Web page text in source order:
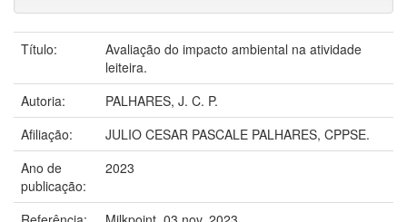
Título:
Avaliação do impacto ambiental na atividade
leiteira.
Autoria:
PALHARES, J. C. P.
Afiliação:
JULIO CESAR PASCALE PALHARES, CPPSE.
Ano de
publicação:
2023